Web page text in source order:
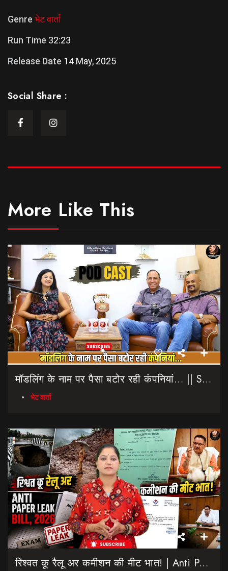
Genre भेट वार्ता
Run Time 32:23
Release Date 14 May, 2025
Social Share :
More Like This
मॉडलिंग के नाम पर पैसा बटोर रही कंपनियां… || Sinmit Communications || Miss Uttarakhand 2026
भेट वार्ता
रिश्वत कू रैलू अर कमीशन की मीट भात! | Anti Paper Leak Bill 2026 | Saptahik Chhiprat